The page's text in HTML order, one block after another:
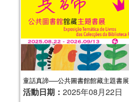
童話真諦──公共圖書館館藏主題書展
活動日期： 2025年08月22日